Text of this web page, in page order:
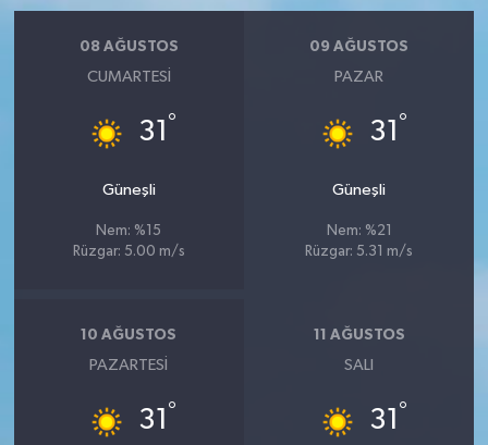
08 AĞUSTOS
CUMARTESI
31 °
Güneşli
Nem: %15
Rüzgar: 5.00 m/s
09 AĞUSTOS
PAZAR
31 °
Güneşli
Nem: %21
Rüzgar: 5.31 m/s
10 AĞUSTOS
PAZARTESI
31 °
11 AĞUSTOS
SALI
31 °